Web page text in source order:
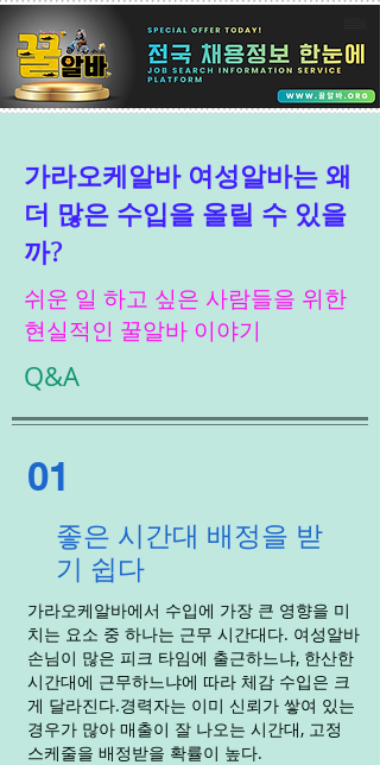
가라오케알바 여성알바는 왜
더 많은 수입을 올릴 수 있을
까?
쉬운 일 하고 싶은 사람들을 위한
현실적인 꿀알바 이야기
Q&A
01
좋은 시간대 배정을 받
기 쉽다
가라오케알바에서 수입에 가장 큰 영향을 미
치는 요소 중 하나는 근무 시간대다. 여성알바
손님이 많은 피크 타임에 출근하느냐, 한산한
시간대에 근무하느냐에 따라 체감 수입은 크
게 달라진다.경력자는 이미 신뢰가 쌓여 있는
경우가 많아 매출이 잘 나오는 시간대, 고정
스케줄을 배정받을 확률이 높다.